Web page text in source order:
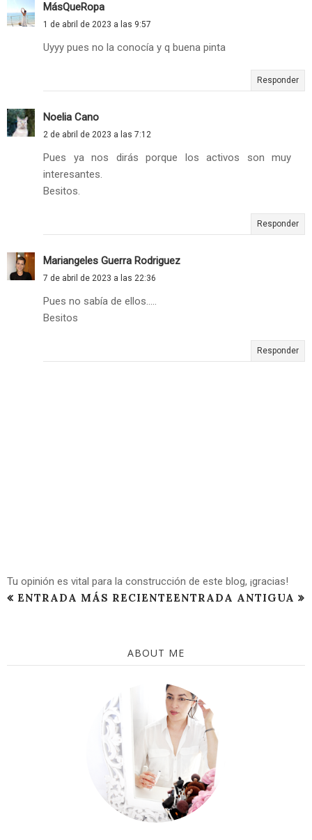
MásQueRopa
1 de abril de 2023 a las 9:57
Uyyy pues no la conocía y q buena pinta
Responder
Noelia Cano
2 de abril de 2023 a las 7:12
Pues ya nos dirás porque los activos son muy
interesantes.
Besitos.
Responder
Mariangeles Guerra Rodriguez
7 de abril de 2023 a las 22:36
Pues no sabía de ellos.....
Besitos
Responder
Tu opinión es vital para la construcción de este blog, ¡gracias!
ENTRADA MÁS RECIENTEENTRADA ANTIGUA
ABOUT ME